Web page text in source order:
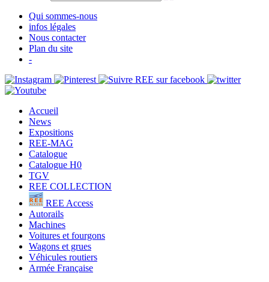
Qui sommes-nous
infos légales
Nous contacter
Plan du site
-
Accueil
News
Expositions
REE-MAG
Catalogue
Catalogue H0
TGV
REE COLLECTION
REE Access
Autorails
Machines
Voitures et fourgons
Wagons et grues
Véhicules routiers
Armée Française